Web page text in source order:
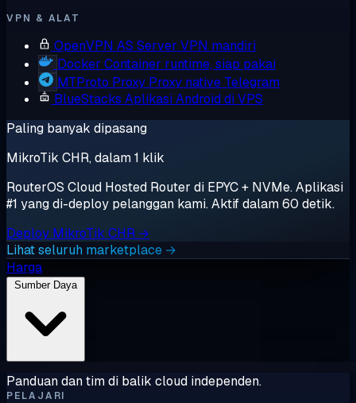
VPN & ALAT
OpenVPN AS Server VPN mandiri
Docker Container runtime, siap pakai
MTProto Proxy Proxy native Telegram
BlueStacks Aplikasi Android di VPS
Paling banyak dipasang
MikroTik CHR, dalam 1 klik
RouterOS Cloud Hosted Router di EPYC + NVMe. Aplikasi
#1 yang di-deploy pelanggan kami. Aktif dalam 60 detik.
Deploy MikroTik CHR →
Lihat seluruh marketplace →
Harga
Sumber Daya
Panduan dan tim di balik cloud independen.
PELAJARI